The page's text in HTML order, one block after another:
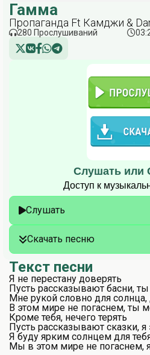
Гамма
Пропаганда Ft Камджи &
280 Прослушиваний
Слушать или
Доступ к
Слушать
Скачать песню
Текст песни
Я не перестану доверять
Пусть рассказывают басни, ты
Мне рукой словно для солнца,
В этом мире не погаснем, ты
Кроме тебя, нечего терять
Пусть рассказывают сказки, я
Я буду ярким солнцем для
Мы в этом мире не погаснем,